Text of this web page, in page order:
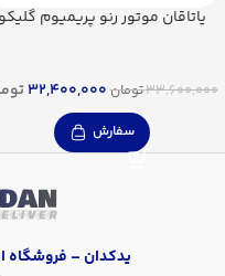
یاتاقان موتور رنو پریمیوم گلیکو
33,600,000تومان32,400,000
سفارش
یدکدان – فروشگاه